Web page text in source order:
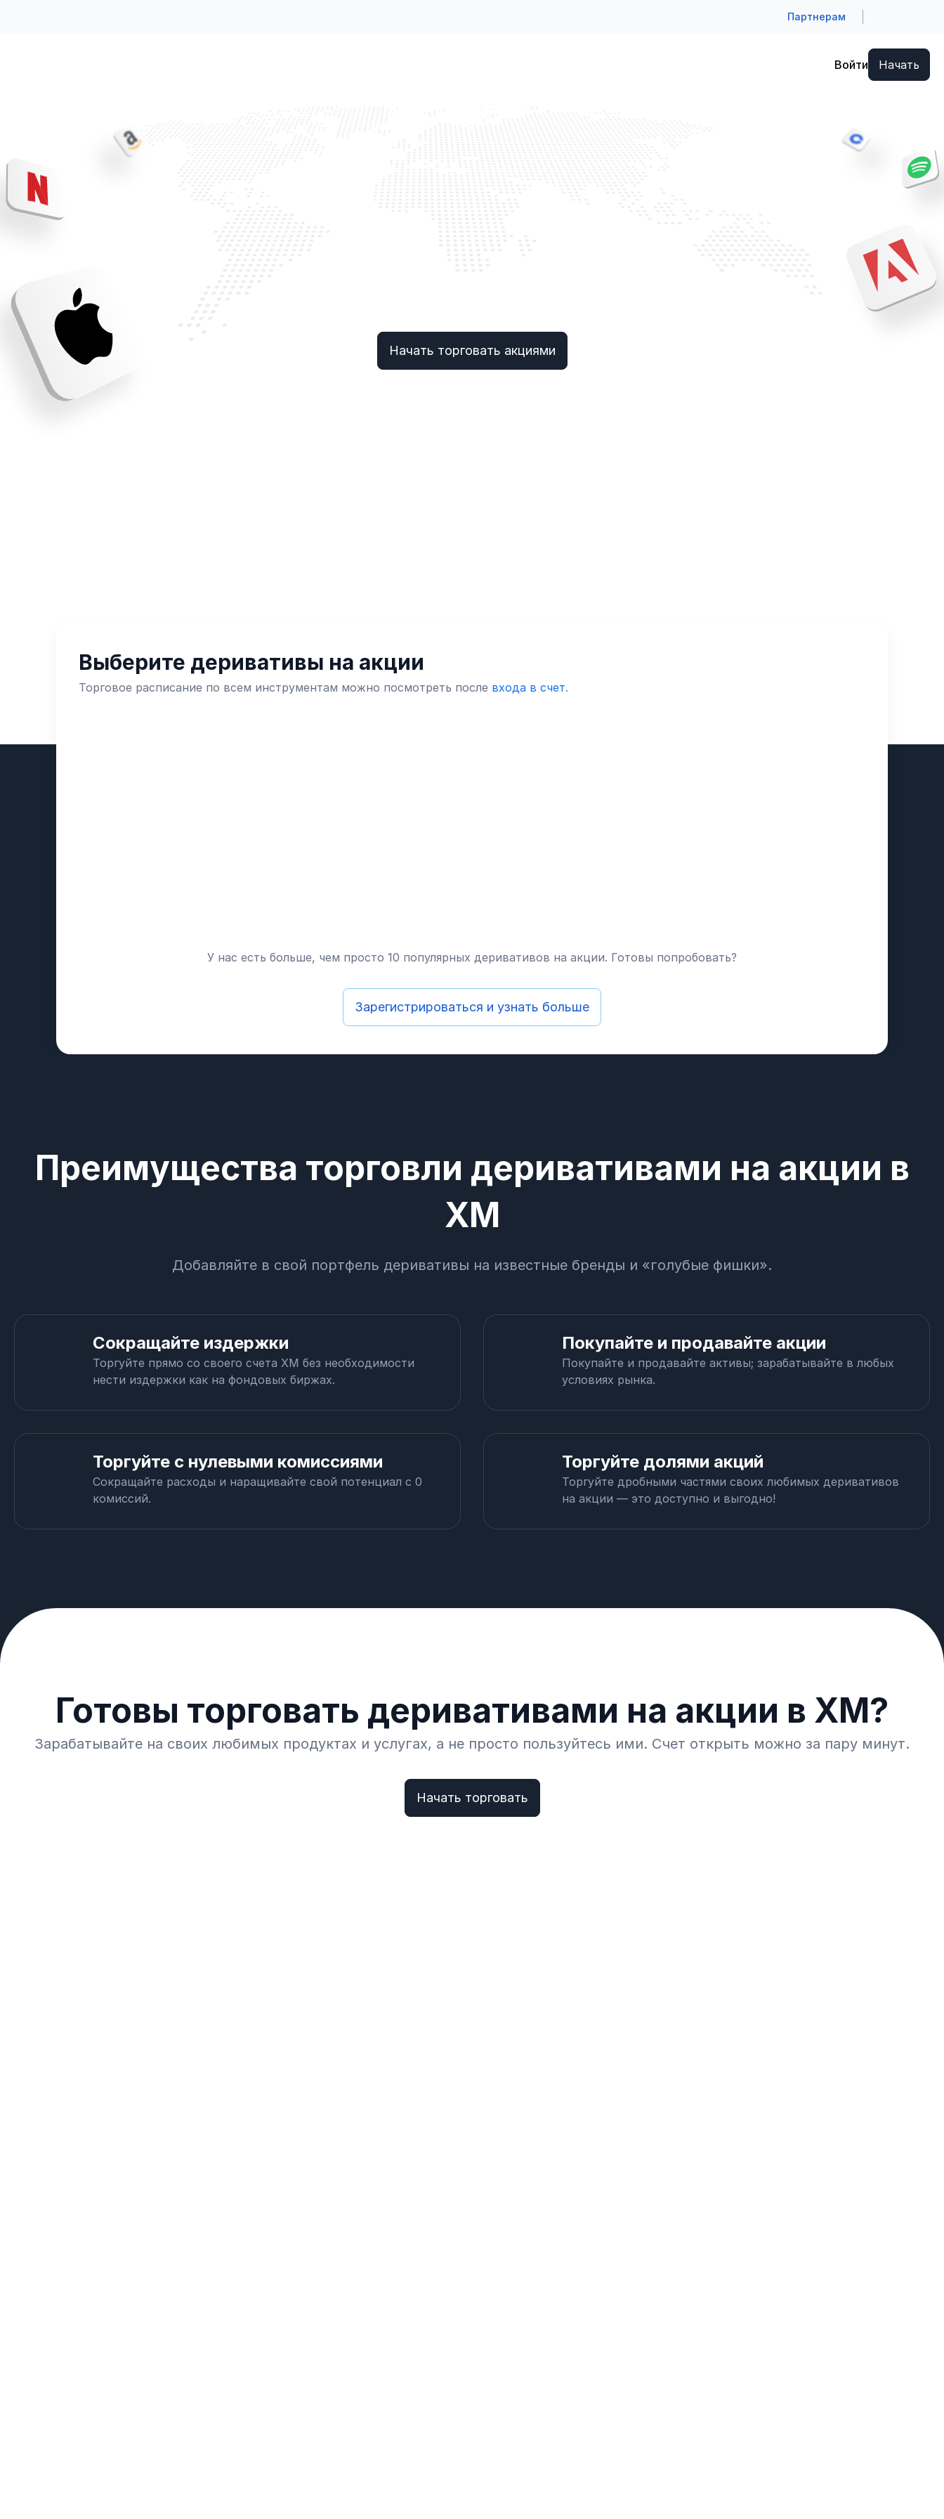
Партнерам
Войти Начать
Начать торговать акциями
Выберите деривативы на акции
Торговое расписание по всем инструментам можно посмотреть после входа в счет.
У нас есть больше, чем просто 10 популярных деривативов на акции. Готовы попробовать?
Зарегистрироваться и узнать больше
Преимущества торговли деривативами на акции в
XM
Добавляйте в свой портфель деривативы на известные бренды и «голубые фишки».
Сокращайте издержки
Торгуйте прямо со своего счета XM без необходимости
нести издержки как на фондовых биржах.
Покупайте и продавайте акции
Покупайте и продавайте активы; зарабатывайте в любых
условиях рынка.
Торгуйте с нулевыми комиссиями
Сокращайте расходы и наращивайте свой потенциал с 0
комиссий.
Торгуйте долями акций
Торгуйте дробными частями своих любимых деривативов
на акции — это доступно и выгодно!
Готовы торговать деривативами на акции в XM?
Зарабатывайте на своих любимых продуктах и услугах, а не просто пользуйтесь ими. Счет открыть можно за пару минут.
Начать торговать